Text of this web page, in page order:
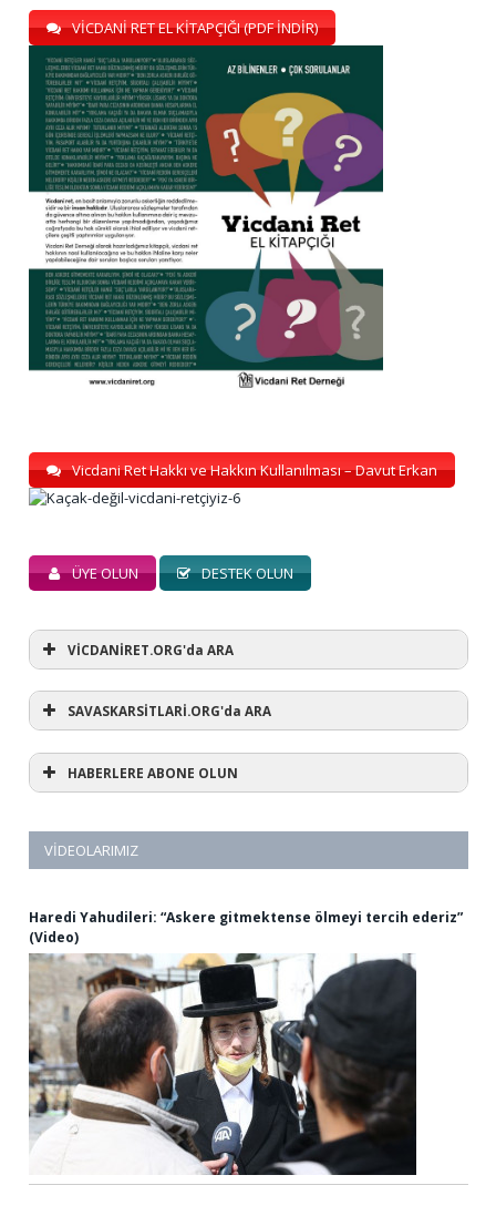
VİCDANİ RET EL KİTAPÇIĞI (PDF İNDİR)
Vicdani Ret Hakkı ve Hakkın Kullanılması – Davut Erkan
ÜYE OLUN DESTEK OLUN
VİCDANİRET.ORG'da ARA
SAVASKARSİTLARİ.ORG'da ARA
HABERLERE ABONE OLUN
VIDEOLARIMIZ
Haredi Yahudileri: “Askere gitmektense ölmeyi tercih ederiz”
(Video)